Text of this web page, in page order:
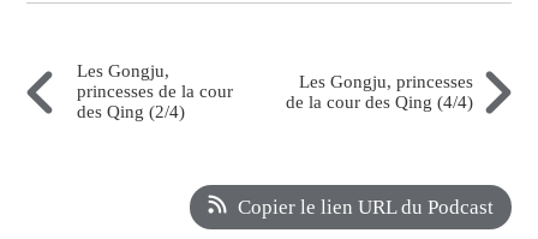
Les Gongju,
princesses de la cour
des Qing (2/4)
Les Gongju, princesses
de la cour des Qing (4/4)
Copier le lien URL du Podcast